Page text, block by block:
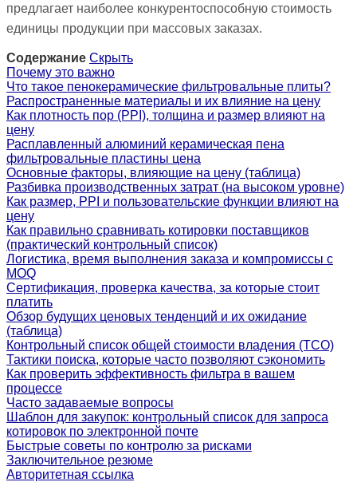
предлагает наиболее конкурентоспособную стоимость
единицы продукции при массовых заказах.
Содержание Скрыть
Почему это важно
Что такое пенокерамические фильтровальные плиты?
Распространенные материалы и их влияние на цену
Как плотность пор (PPI), толщина и размер влияют на
цену
Расплавленный алюминий керамическая пена
фильтровальные пластины цена
Основные факторы, влияющие на цену (таблица)
Разбивка производственных затрат (на высоком уровне)
Как размер, PPI и пользовательские функции влияют на
цену
Как правильно сравнивать котировки поставщиков
(практический контрольный список)
Логистика, время выполнения заказа и компромиссы с
MOQ
Сертификация, проверка качества, за которые стоит
платить
Обзор будущих ценовых тенденций и их ожидание
(таблица)
Контрольный список общей стоимости владения (TCO)
Тактики поиска, которые часто позволяют сэкономить
Как проверить эффективность фильтра в вашем
процессе
Часто задаваемые вопросы
Шаблон для закупок: контрольный список для запроса
котировок по электронной почте
Быстрые советы по контролю за рисками
Заключительное резюме
Авторитетная ссылка